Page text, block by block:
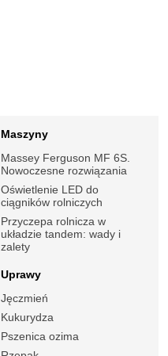
Maszyny
Massey Ferguson MF 6S.
Nowoczesne rozwiązania
Oświetlenie LED do
ciągników rolniczych
Przyczepa rolnicza w
układzie tandem: wady i
zalety
Uprawy
Jęczmień
Kukurydza
Pszenica ozima